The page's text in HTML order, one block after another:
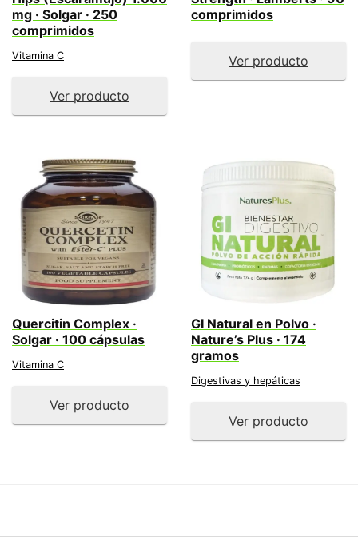
mg · Solgar · 250
comprimidos
Vitamina C
Ver producto
comprimidos
Ver producto
Quercitin Complex ·
Solgar · 100 cápsulas
Vitamina C
Ver producto
GI Natural en Polvo ·
Nature’s Plus · 174
gramos
Digestivas y hepáticas
Ver producto